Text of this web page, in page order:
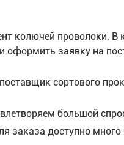
колючей проволоки.
заявку на
сортового
большой
заказа доступно